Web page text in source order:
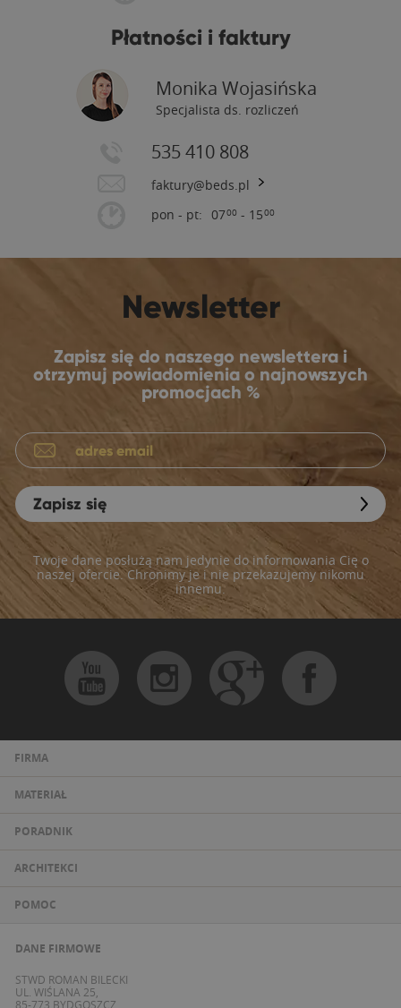
Płatności i faktury
Monika Wojasińska
Specjalista ds. rozliczeń
535 410 808
faktury@beds.pl
pon - pt: 0700 - 1500
Newsletter
Zapisz się do naszego newslettera i
otrzymuj powiadomienia o najnowszych
promocjach %
Zapisz się
Twoje dane posłużą nam jedynie do informowania Cię o
naszej ofercie. Chronimy je i nie przekazujemy nikomu
innemu.
FIRMA
MATERIAŁ
PORADNIK
ARCHITEKCI
POMOC
DANE FIRMOWE
STWD ROMAN BILECKI
UL. WIŚLANA 25,
85-773 BYDGOSZCZ